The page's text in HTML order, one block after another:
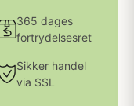
365 dages
fortrydelsesret
Sikker handel
via SSL